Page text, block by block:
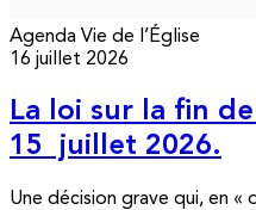
Agenda Vie de l’Église
16 juillet 2026
La loi sur la fin
15 juillet 2026.
Une décision grave qui, en «